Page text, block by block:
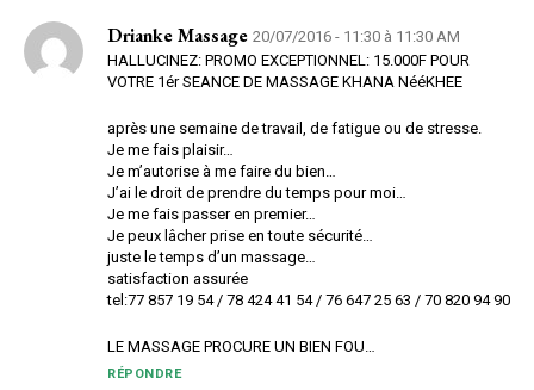
Drianke Massage 20/07/2016 - 11:30 à 11:30 AM
HALLUCINEZ: PROMO EXCEPTIONNEL: 15.000F POUR
VOTRE 1ér SEANCE DE MASSAGE KHANA NééKHEE
après une semaine de travail, de fatigue ou de stresse.
Je me fais plaisir…
Je m’autorise à me faire du bien…
J’ai le droit de prendre du temps pour moi…
Je me fais passer en premier…
Je peux lâcher prise en toute sécurité…
juste le temps d’un massage…
satisfaction assurée
tel:77 857 19 54 / 78 424 41 54 / 76 647 25 63 / 70 820 94 90
LE MASSAGE PROCURE UN BIEN FOU…
RÉPONDRE